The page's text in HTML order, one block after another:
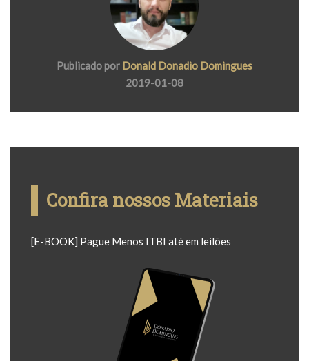
Publicado por Donald Donadio Domingues
2019-01-08
Confira nossos Materiais
[E-BOOK] Pague Menos ITBI até em leilões